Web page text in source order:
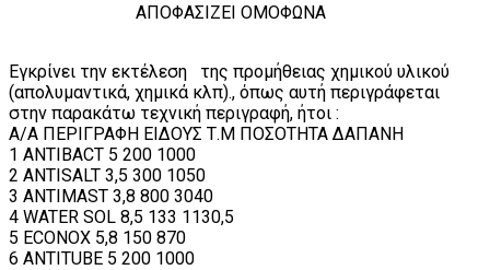
ΑΠΟΦΑΣΙΖΕΙ ΟΜΟΦΩΝΑ
Εγκρίνει την εκτέλεση της προμήθειας χημικού υλικού
(απολυμαντικά, χημικά κλπ)., όπως αυτή περιγράφεται
στην παρακάτω τεχνική περιγραφή, ήτοι :
Α/Α ΠΕΡΙΓΡΑΦΗ ΕΙΔΟΥΣ Τ.Μ ΠΟΣΟΤΗΤΑ ΔΑΠΑΝΗ
1 ANTIBACT 5 200 1000
2 ANTISALT 3,5 300 1050
3 ANTIMAST 3,8 800 3040
4 WATER SOL 8,5 133 1130,5
5 ECONOX 5,8 150 870
6 ANTITUBE 5 200 1000